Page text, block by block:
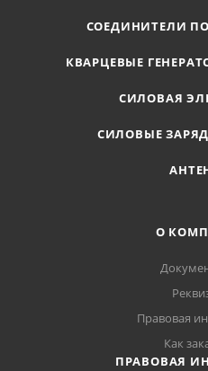
СОЕДИНИТЕЛИ
КВАРЦЕВЫЕ
СИЛОВАЯ
СИЛОВЫЕ
О
Правовая
Как
ПРАВОВАЯ